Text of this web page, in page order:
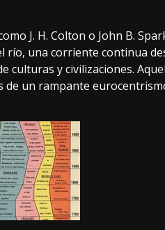
J. H. Colton o John B.
una corriente continua
culturas y civilizaciones.
un rampante